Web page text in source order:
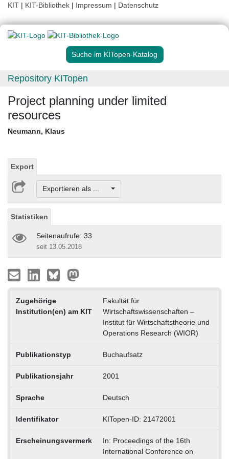
KIT | KIT-Bibliothek | Impressum | Datenschutz
Suche im KITopen-Katalog
Repository KITopen
Project planning under limited
resources
Neumann, Klaus
Export
Exportieren als ...
Statistiken
Seitenaufrufe: 33
seit 13.05.2018
Zugehörige
Institution(en) am KIT
Fakultät für
Wirtschaftswissenschaften –
Institut für Wirtschaftstheorie und
Operations Research (WIOR)
Publikationstyp Buchaufsatz
Publikationsjahr 2001
Sprache Deutsch
Identifikator KITopen-ID: 21472001
Erscheinungsvermerk
In: Proceedings of the 16th
International Conference on